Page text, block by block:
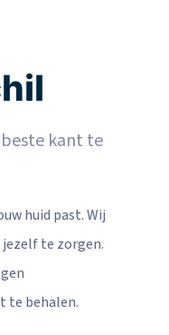
kant te
huid past. Wij
jezelf te zorgen.
te behalen.